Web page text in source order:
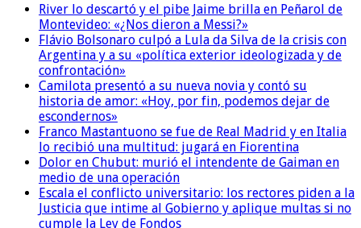
River lo descartó y el pibe Jaime brilla en Peñarol de
Montevideo: «¿Nos dieron a Messi?»
Flávio Bolsonaro culpó a Lula da Silva de la crisis con
Argentina y a su «política exterior ideologizada y de
confrontación»
Camilota presentó a su nueva novia y contó su
historia de amor: «Hoy, por fin, podemos dejar de
escondernos»
Franco Mastantuono se fue de Real Madrid y en Italia
lo recibió una multitud: jugará en Fiorentina
Dolor en Chubut: murió el intendente de Gaiman en
medio de una operación
Escala el conflicto universitario: los rectores piden a la
Justicia que intime al Gobierno y aplique multas si no
cumple la Ley de Fondos